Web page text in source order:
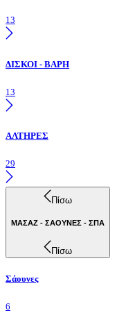
13
ΔΙΣΚΟΙ - ΒΑΡΗ
13
ΑΛΤΗΡΕΣ
29
Πίσω
ΜΑΣΑΖ - ΣΑΟΥΝΕΣ - ΣΠΑ
Πίσω
Σάουνες
6